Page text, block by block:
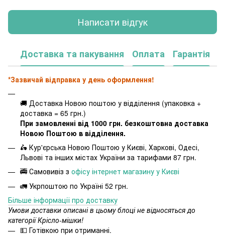
Написати відгук
Доставка та пакування Оплата Гарантія
*Зазвичай відправка у день оформлення!
🚚 Доставка Новою поштою у відділення (упаковка +
доставка = 65 грн.)
При замовленні від 1000 грн. безкоштовна доставка
Новою Поштою в відділення.
🛵 Кур'єрська Новою Поштою у Києві, Харкові, Одесі,
Львові та інших містах України за тарифами 87 грн.
🚎 Самовивіз з офісу інтернет магазину у Києві
🚛 Укрпоштою по Україні 52 грн.
Більше інформації про доставку
Умови доставки описані в цьому блоці не відносяться до
категорії Крісло-мішки!
💵 Готівкою при отриманні.